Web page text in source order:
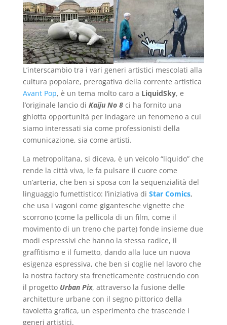
L’interscambio tra i vari generi artistici mescolati alla
cultura popolare, prerogativa della corrente artistica
Avant Pop, è un tema molto caro a LiquidSky, e
l’originale lancio di Kaiju No 8ci ha fornito una
ghiotta opportunità per indagare un fenomeno a cui
siamo interessati sia come professionisti della
comunicazione, sia come artisti.
La metropolitana, si diceva, è un veicolo “liquido” che
rende la città viva, le fa pulsare il cuore come
un’arteria, che ben si sposa con la sequenzialità del
linguaggio fumettistico: l’iniziativa di Star Comics,
che usa i vagoni come gigantesche vignette che
scorrono (come la pellicola di un film, come il
movimento di un treno che parte) fonde insieme due
modi espressivi che hanno la stessa radice, il
graffitismo e il fumetto, dando alla luce un nuova
esigenza espressiva, che ben si coglie nel lavoro che
la nostra factory sta freneticamente costruendo con
il progetto Urban Pix, attraverso la fusione delle
architetture urbane con il segno pittorico della
tavoletta grafica, un esperimento che trascende i
generi artistici.